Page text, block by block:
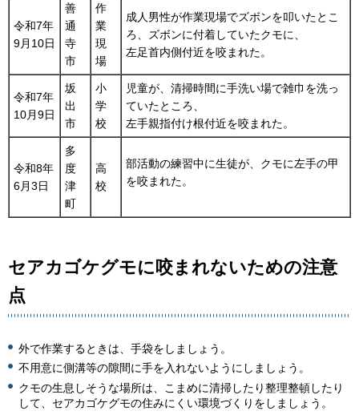
令和7年
9月10日
善
通
寺
市
作
業
現
場
成人男性が作業現場でズボンを叩いたとこ
ろ、ズボンに付着していたクモに、
左足首内側付近を咬まれた。
令和7年
10月9日
坂
出
市
小
学
校
児童が、清掃時間に手洗い場で雑巾を洗っ
ていたところ、
左手親指付け根付近を咬まれた。
令和8年
6月3日
多
度
津
町
高
校
部活動の練習中に生徒が、クモに左手の甲
を咬まれた。
セアカゴケグモに咬まれないための注意
点
外で作業するときは、手袋をしましょう。
不用意に側溝等の隙間に手を入れないようにしましょう。
クモの生息しそうな場所は、こまめに清掃したり整理整頓したり
して、セアカゴケグモの住みにくい環境づくりをしましょう。